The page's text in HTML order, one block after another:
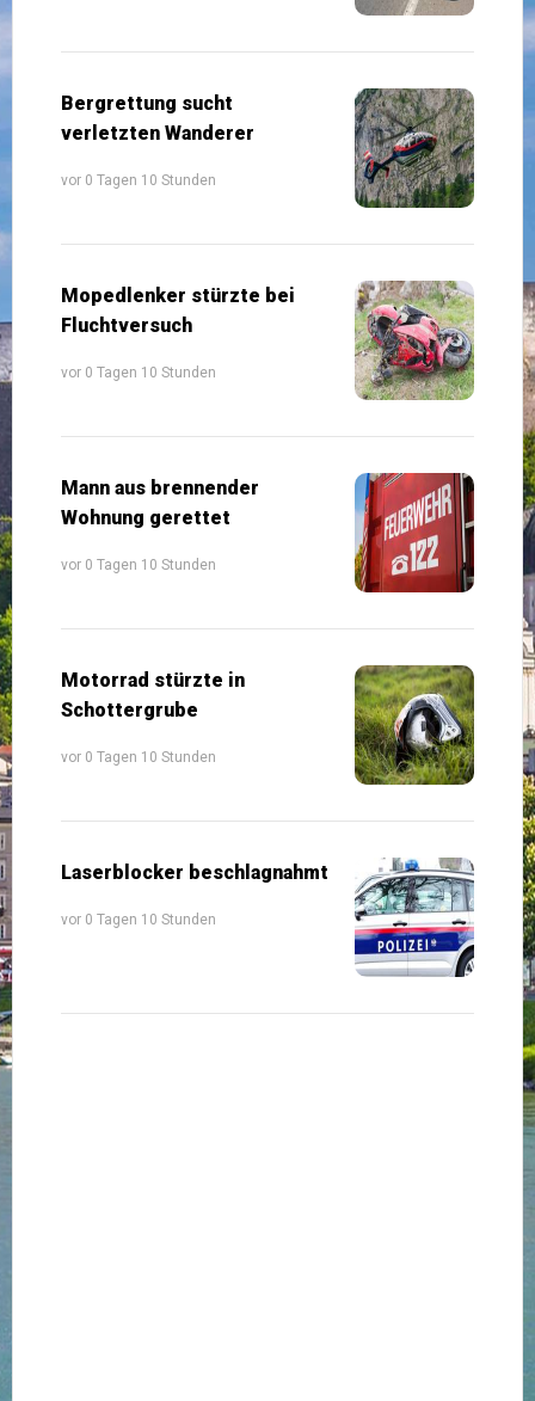
Bergrettung sucht
verletzten Wanderer
vor 0 Tagen 10 Stunden
Mopedlenker stürzte bei
Fluchtversuch
vor 0 Tagen 10 Stunden
Mann aus brennender
Wohnung gerettet
vor 0 Tagen 10 Stunden
Motorrad stürzte in
Schottergrube
vor 0 Tagen 10 Stunden
Laserblocker beschlagnahmt
vor 0 Tagen 10 Stunden